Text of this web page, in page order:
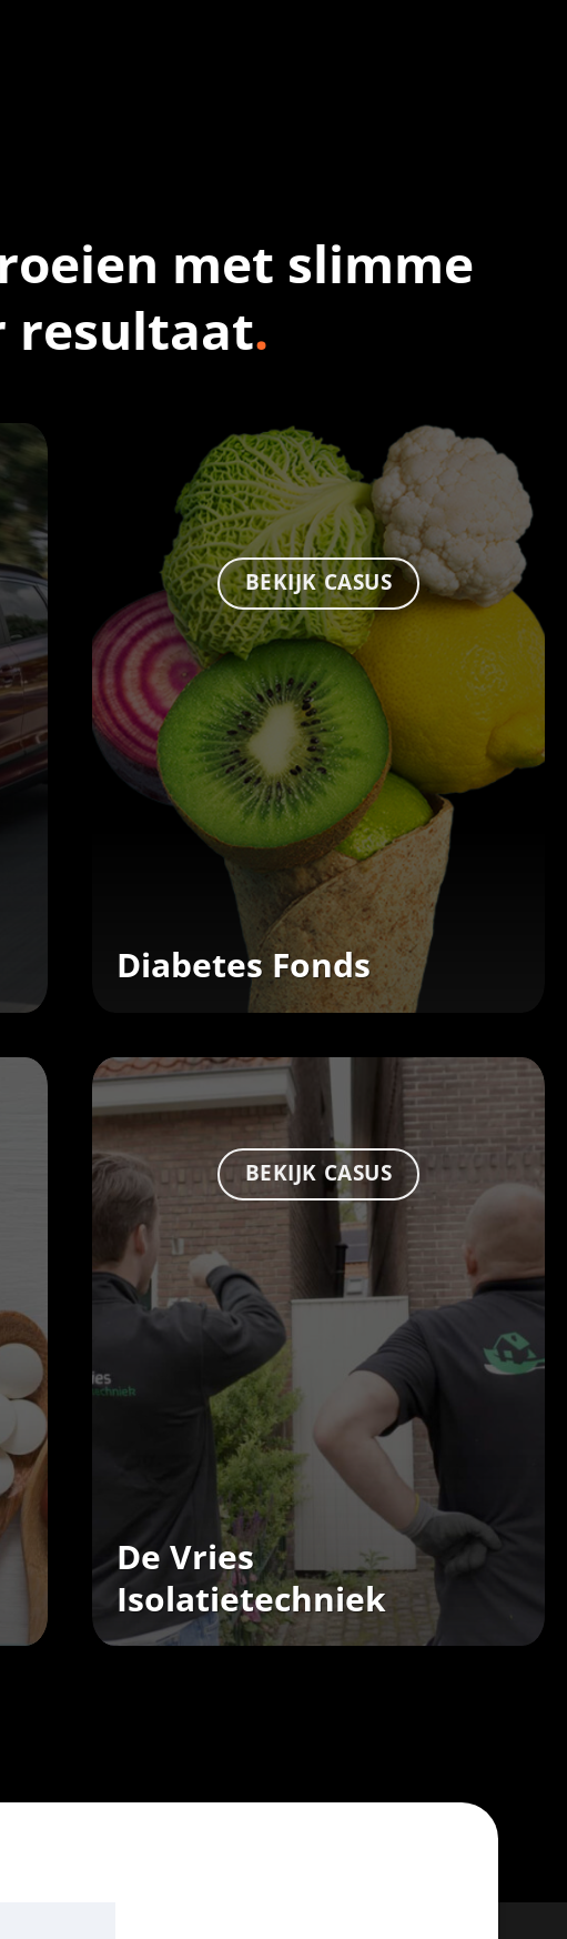
met slimme
resultaat.
BEKIJK CASUS
Diabetes Fonds
BEKIJK CASUS
De Vries
Isolatietechniek